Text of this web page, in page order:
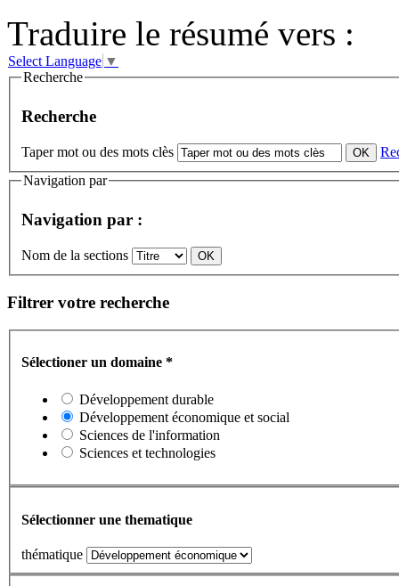
Traduire le résumé vers :
Select Language ▼
Recherche
Recherche
Taper mot ou des mots clès
Navigation par
Navigation par :
Nom de la sections
Filtrer votre recherche
Sélectioner un domaine *
Développement durable
Développement économique et social
Sciences de l'information
Sciences et technologies
Sélectionner une thematique
thématique